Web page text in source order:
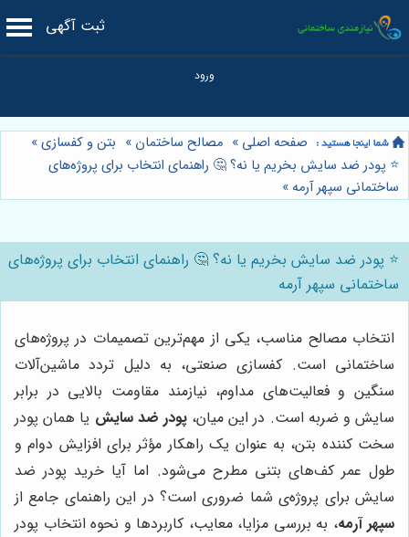
ثبت آگهی
صفحه اصلی » مصالح ساختمان » بتن و کفسازی»
⭐️ پودر ضد سایش بخریم یا نه؟ 🤔 راهنمای انتخاب برای پروژه‌های
ساختمانی سپهر آرمه»
⭐️ پودر ضد سایش بخریم یا نه؟ 🤔 راهنمای انتخاب برای پروژه‌های
ساختمانی سپهر آرمه
انتخاب مصالح مناسب، یکی از مهم‌ترین تصمیمات در پروژه‌های
ساختمانی است. کفسازی صنعتی، به دلیل تردد ماشین‌آلات
سنگین و فعالیت‌های مداوم، نیازمند مقاومت بالایی در برابر
سایش و ضربه است. در این میان،پودر ضد سایش یا همان پودر
سخت کننده بتن، به عنوان یک راهکار مؤثر برای افزایش دوام و
طول عمر کف‌های بتنی مطرح می‌شود. اما آیا خرید پودر ضد
سایش برای پروژه‌ی شما ضروری است؟ در این راهنمای جامع از
سپهر آرمه، به بررسی مزایا، معایب، کاربردها و نحوه انتخاب پودر